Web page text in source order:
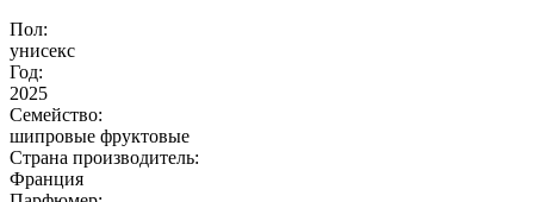
Пол:
унисекс
Год:
2025
Семейство:
шипровые фруктовые
Страна производитель:
Франция